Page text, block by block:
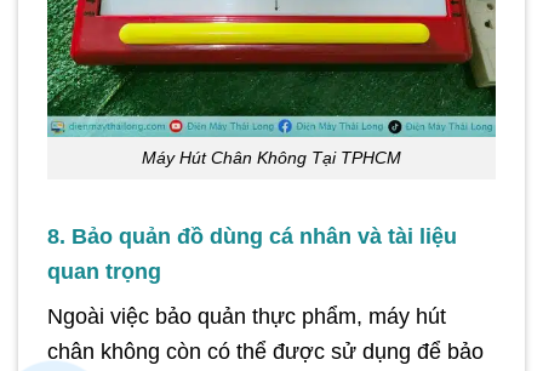
Máy Hút Chân Không Tại TPHCM
8. Bảo quản đồ dùng cá nhân và tài liệu
quan trọng
Ngoài việc bảo quản thực phẩm, máy hút
chân không còn có thể được sử dụng để bảo